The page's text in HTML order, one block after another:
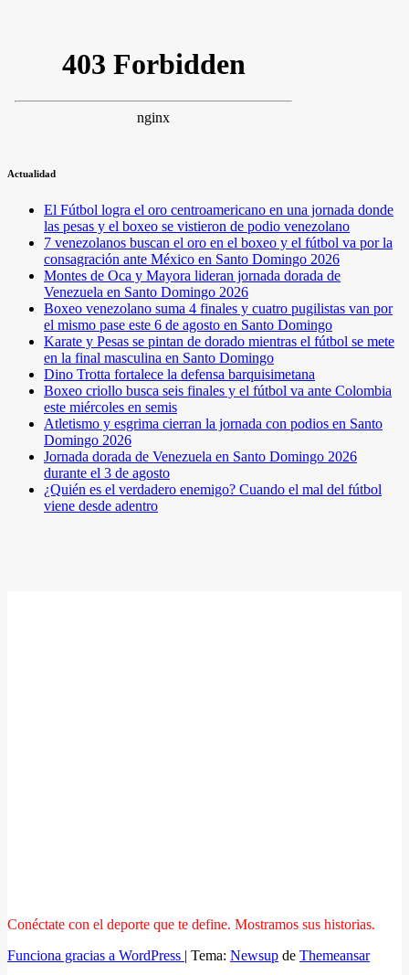
Actualidad
El Fútbol logra el oro centroamericano en una jornada donde
las pesas y el boxeo se vistieron de podio venezolano
7 venezolanos buscan el oro en el boxeo y el fútbol va por la
consagración ante México en Santo Domingo 2026
Montes de Oca y Mayora lideran jornada dorada de
Venezuela en Santo Domingo 2026
Boxeo venezolano suma 4 finales y cuatro pugilistas van por
el mismo pase este 6 de agosto en Santo Domingo
Karate y Pesas se pintan de dorado mientras el fútbol se mete
en la final masculina en Santo Domingo
Dino Trotta fortalece la defensa barquisimetana
Boxeo criollo busca seis finales y el fútbol va ante Colombia
este miércoles en semis
Atletismo y esgrima cierran la jornada con podios en Santo
Domingo 2026
Jornada dorada de Venezuela en Santo Domingo 2026
durante el 3 de agosto
¿Quién es el verdadero enemigo? Cuando el mal del fútbol
viene desde adentro
Conéctate con el deporte que te define. Mostramos sus historias.
Funciona gracias a WordPress | Tema: Newsup de Themeansar